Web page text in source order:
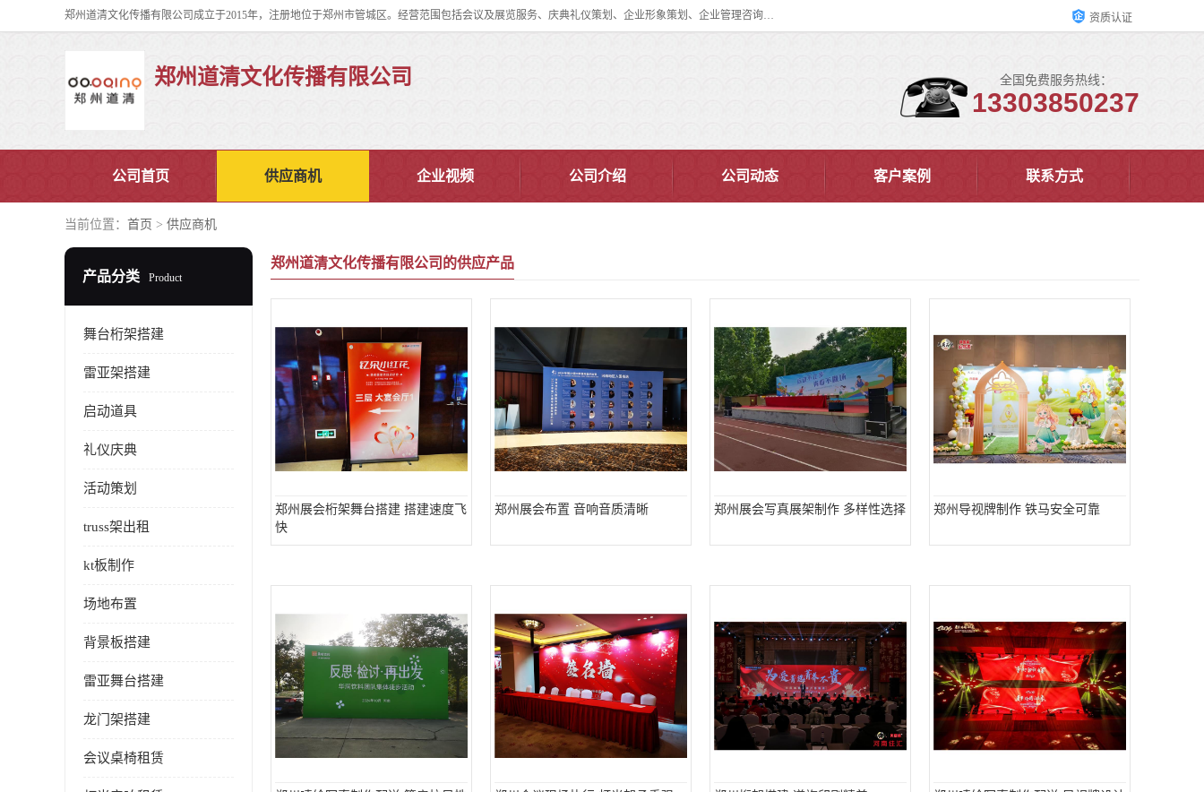
郑州道清文化传播有限公司成立于2015年，注册地位于郑州市管城区。经营范围包括会议及展览服务、庆典礼仪策划、企业形象策划、企业管理咨询、计算机图文设计、制作等。主要产品服务有：舞台桁架搭建，背景板搭建，灯光音响，雷亚舞台搭建、龙门架搭建、会议桌椅租赁、灯光音响租赁、空飘出租、气柱拱门租赁、喷绘写真制作、kt板制作。 资质认证
郑州道清文化传播有限公司 全国免费服务热线：
13303850237
公司首页 供应商机 企业视频 公司介绍 公司动态 客户案例 联系方式
当前位置： 首页 > 供应商机
产品分类 Product
舞台桁架搭建
雷亚架搭建
启动道具
礼仪庆典
活动策划
truss架出租
kt板制作
场地布置
背景板搭建
雷亚舞台搭建
龙门架搭建
会议桌椅租赁
郑州道清文化传播有限公司的供应产品
郑州展会桁架舞台搭建 搭建速度飞
快
郑州展会布置 音响音质清晰 郑州展会写真展架制作 多样性选择 郑州导视牌制作 铁马安全可靠